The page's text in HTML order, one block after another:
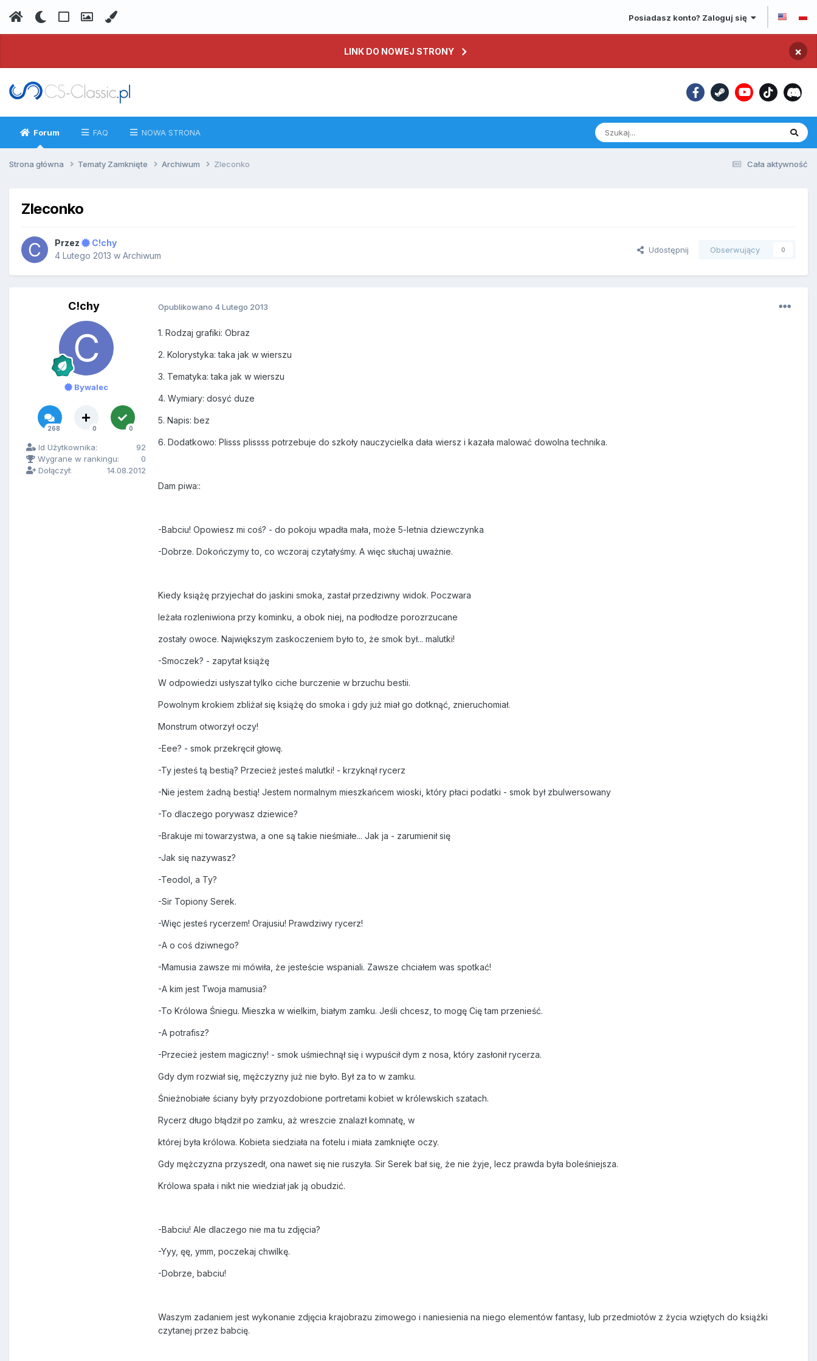
Posiadasz konto? Zaloguj się
LINK DO NOWEJ STRONY ×
Forum FAQ NOWA STRONA
Cała aktywność
Strona główna Tematy Zamknięte Archiwum Zleconko
Zleconko
Przez
C!chy
4 Lutego 2013 w Archiwum
Udostępnij Obserwujący 0
C!chy
Bywalec
268 0 0
Id Użytkownika:
92
Wygrane w rankingu:
0
Dołączył:
14.08.2012
Opublikowano 4 Lutego 2013
1. Rodzaj grafiki: Obraz
2. Kolorystyka: taka jak w wierszu
3. Tematyka: taka jak w wierszu
4. Wymiary: dosyć duze
5. Napis: bez
6. Dodatkowo: Plisss plissss potrzebuje do szkoły nauczycielka dała wiersz i kazała malować dowolna technika.
Dam piwa::
-Babciu! Opowiesz mi coś? - do pokoju wpadła mała, może 5-letnia dziewczynka
-Dobrze. Dokończymy to, co wczoraj czytałyśmy. A więc słuchaj uważnie.
Kiedy książę przyjechał do jaskini smoka, zastał przedziwny widok. Poczwara
leżała rozleniwiona przy kominku, a obok niej, na podłodze porozrzucane
zostały owoce. Największym zaskoczeniem było to, że smok był... malutki!
-Smoczek? - zapytał książę
W odpowiedzi usłyszał tylko ciche burczenie w brzuchu bestii.
Powolnym krokiem zbliżał się książę do smoka i gdy już miał go dotknąć, znieruchomiał.
Monstrum otworzył oczy!
-Eee? - smok przekręcił głowę.
-Ty jesteś tą bestią? Przecież jesteś malutki! - krzyknął rycerz
-Nie jestem żadną bestią! Jestem normalnym mieszkańcem wioski, który płaci podatki - smok był zbulwersowany
-To dlaczego porywasz dziewice?
-Brakuje mi towarzystwa, a one są takie nieśmiałe... Jak ja - zarumienił się
-Jak się nazywasz?
-Teodol, a Ty?
-Sir Topiony Serek.
-Więc jesteś rycerzem! Orajusiu! Prawdziwy rycerz!
-A o coś dziwnego?
-Mamusia zawsze mi mówiła, że jesteście wspaniali. Zawsze chciałem was spotkać!
-A kim jest Twoja mamusia?
-To Królowa Śniegu. Mieszka w wielkim, białym zamku. Jeśli chcesz, to mogę Cię tam przenieść.
-A potrafisz?
-Przecież jestem magiczny! - smok uśmiechnął się i wypuścił dym z nosa, który zasłonił rycerza.
Gdy dym rozwiał się, mężczyzny już nie było. Był za to w zamku.
Śnieżnobiałe ściany były przyozdobione portretami kobiet w królewskich szatach.
Rycerz długo błądził po zamku, aż wreszcie znalazł komnatę, w
której była królowa. Kobieta siedziała na fotelu i miała zamknięte oczy.
Gdy mężczyzna przyszedł, ona nawet się nie ruszyła. Sir Serek bał się, że nie żyje, lecz prawda była boleśniejsza.
Królowa spała i nikt nie wiedział jak ją obudzić.
-Babciu! Ale dlaczego nie ma tu zdjęcia?
-Yyy, ęę, ymm, poczekaj chwilkę.
-Dobrze, babciu!
Waszym zadaniem jest wykonanie zdjęcia krajobrazu zimowego i naniesienia na niego elementów fantasy, lub przedmiotów z życia wziętych do książki
czytanej przez babcię.